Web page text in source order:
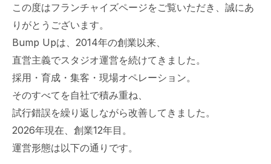
この度はフランチャイズページをご覧いただき、誠にあ
りがとうございます。
Bump Upは、2014年の創業以来、
直営主義でスタジオ運営を続けてきました。
採用・育成・集客・現場オペレーション。
そのすべてを自社で積み重ね、
試行錯誤を繰り返しながら改善してきました。
2026年現在、創業12年目。
運営形態は以下の通りです。